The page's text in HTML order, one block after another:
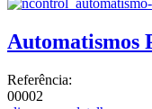
Automatismos
Referência:
00002